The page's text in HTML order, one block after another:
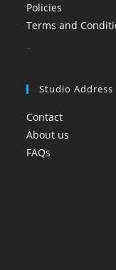
Policies
Terms and
Studio Address
Contact
About us
FAQs